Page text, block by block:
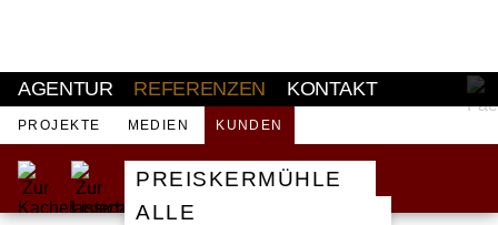
AGENTUR REFERENZEN KONTAKT
PROJEKTE MEDIEN KUNDEN
PREISKERMÜHLE
ALLE